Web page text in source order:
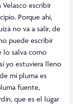
Velasco escribir
Porque ahí,
no va a salir, de
puede escribir
lo salva como
yo estuviera lleno
mi pluma es
fuente,
que es el lugar